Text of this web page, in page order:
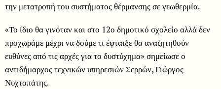
την μετατροπή του συστήματος θέρμανσης σε γεωθερμία.
«Το ίδιο θα γινόταν και στο 12ο δημοτικό σχολείο αλλά δεν
προχωράμε μέχρι να δούμε τι έφταιξε θα αναζητηθούν
ευθύνες από τις αρχές για το δυστύχημα» σημείωσε ο
αντιδήμαρχος τεχνικών υπηρεσιών Σερρών, Γιώργος
Νυχτοπάτης.